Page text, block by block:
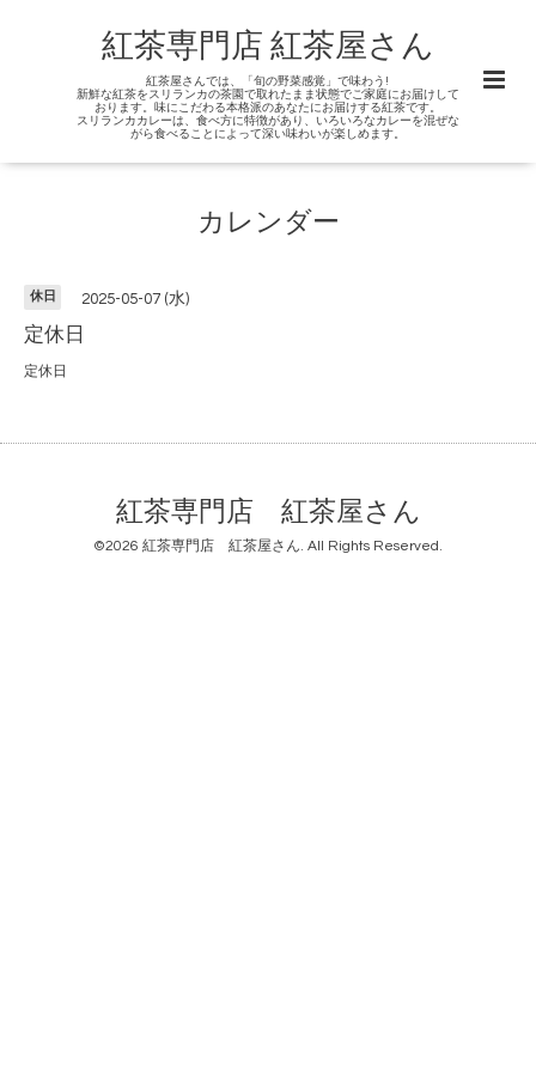
紅茶専門店 紅茶屋さん
紅茶屋さんでは、「旬の野菜感覚」で味わう!
新鮮な紅茶をスリランカの茶園で取れたまま状態でご家庭にお届けして
おります。味にこだわる本格派のあなたにお届けする紅茶です。
スリランカカレーは、食べ方に特徴があり、いろいろなカレーを混ぜな
がら食べることによって深い味わいが楽しめます。
カレンダー
休日 2025-05-07 (水)
定休日
定休日
紅茶専門店 紅茶屋さん
©2026 紅茶専門店 紅茶屋さん. All Rights Reserved.